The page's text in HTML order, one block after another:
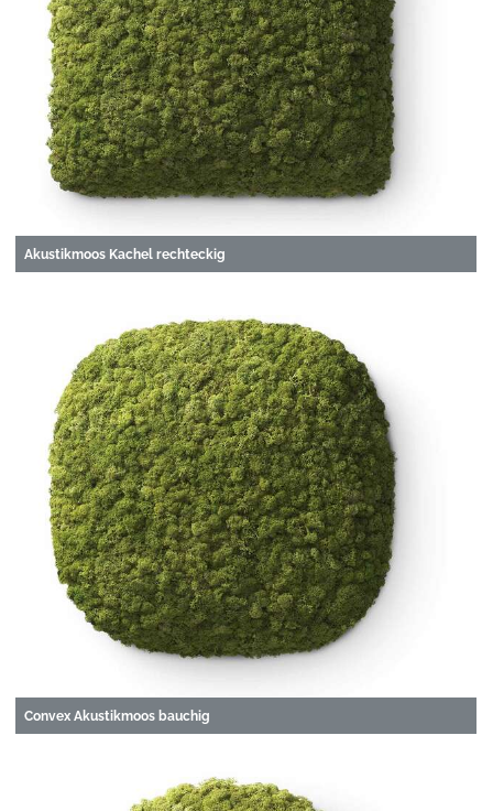
Akustikmoos Kachel rechteckig
Convex Akustikmoos bauchig